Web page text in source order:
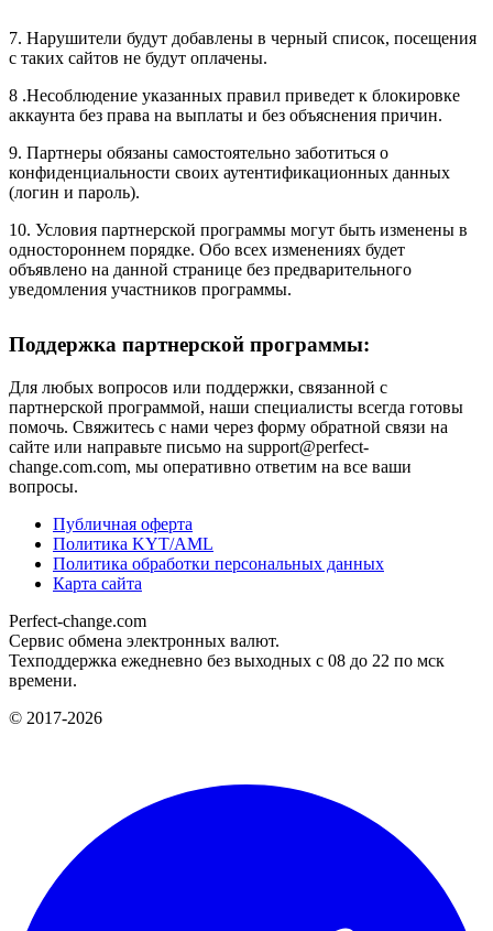
7. Нарушители будут добавлены в черный список, посещения
с таких сайтов не будут оплачены.
8 .Несоблюдение указанных правил приведет к блокировке
аккаунта без права на выплаты и без объяснения причин.
9. Партнеры обязаны самостоятельно заботиться о
конфиденциальности своих аутентификационных данных
(логин и пароль).
10. Условия партнерской программы могут быть изменены в
одностороннем порядке. Обо всех изменениях будет
объявлено на данной странице без предварительного
уведомления участников программы.
Поддержка партнерской программы:
Для любых вопросов или поддержки, связанной с
партнерской программой, наши специалисты всегда готовы
помочь. Свяжитесь с нами через форму обратной связи на
сайте или направьте письмо на support@perfect-
change.com.com, мы оперативно ответим на все ваши
вопросы.
Публичная оферта
Политика KYT/AML
Политика обработки персональных данных
Карта сайта
Perfect-change.com
Сервис обмена электронных валют.
Техподдержка ежедневно без выходных с 08 до 22 по мск
времени.
© 2017-2026